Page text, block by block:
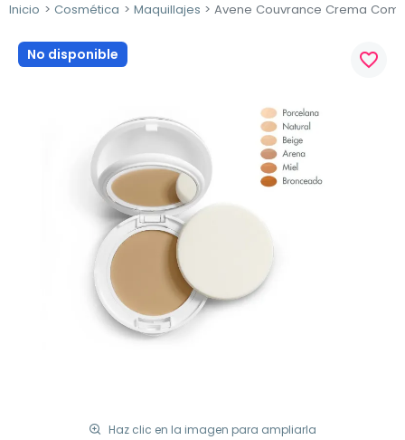
Inicio Cosmética Maquillajes Avene Couvrance Crema
No disponible
Haz clic en la imagen para ampliarla
favorite_border